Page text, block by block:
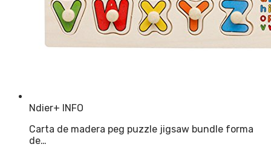
Ndier+ INFO
Carta de madera peg puzzle jigsaw bundle forma
de…